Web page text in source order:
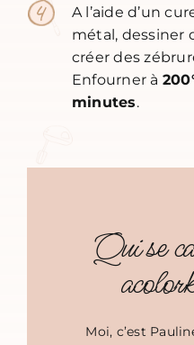
A l’aide d’un
métal, dessiner
créer des
Enfourner à
minutes.
Qui se
Moi, c’est